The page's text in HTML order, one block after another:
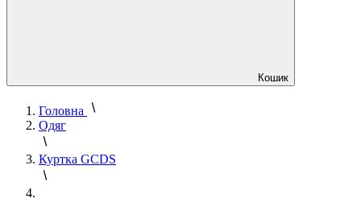
Кошик
Головна
Одяг
Куртка GCDS